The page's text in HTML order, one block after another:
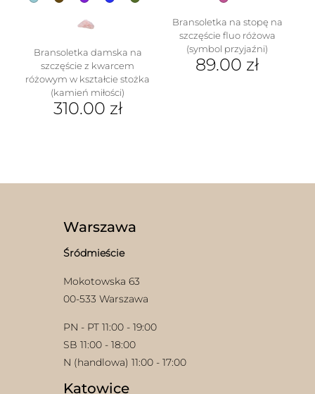
Bransoletka damska na
szczęście z kwarcem
różowym w kształcie stożka
(kamień miłości)
310.00 zł
na
produktu
Bransoletka na stopę na
szczęście fluo różowa
(symbol przyjaźni)
89.00 zł
Warszawa
Śródmieście
Mokotowska 63
00-533 Warszawa
PN - PT 11:00 - 19:00
SB 11:00 - 18:00
N (handlowa) 11:00 - 17:00
Katowice